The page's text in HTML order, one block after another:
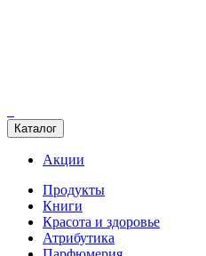
Каталог
Акции
Продукты
Книги
Красота и здоровье
Атрибутика